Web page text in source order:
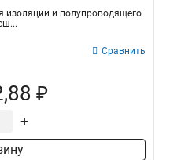
изоляции и полупроводящего
Сравнить
₽
+